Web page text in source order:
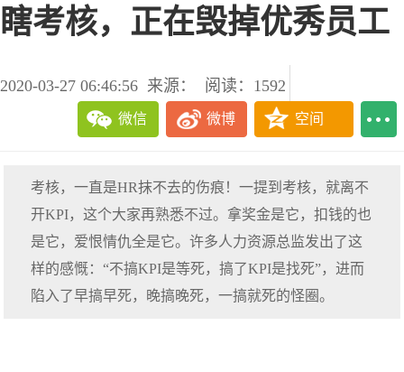
瞎考核，正在毁掉优秀员工
2020-03-27 06:46:56 来源： 阅读：1592
微信 微博 空间
考核，一直是HR抹不去的伤痕！一提到考核，就离不
开KPI，这个大家再熟悉不过。拿奖金是它，扣钱的也
是它，爱恨情仇全是它。许多人力资源总监发出了这
样的感慨：“不搞KPI是等死，搞了KPI是找死”，进而
陷入了早搞早死，晚搞晚死，一搞就死的怪圈。